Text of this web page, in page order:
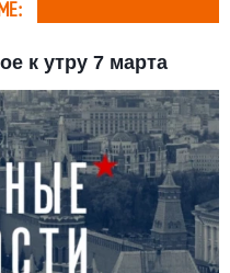
к утру 7 марта